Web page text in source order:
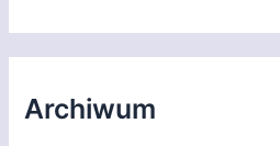
Archiwum